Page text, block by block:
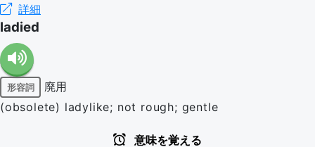
詳細
ladied
形容詞
廃用
(obsolete) ladylike; not rough; gentle
意味を覚える